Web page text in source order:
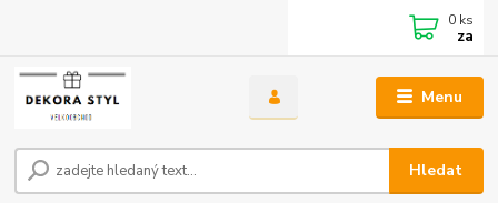
Menu
Hledat
0 ks
za